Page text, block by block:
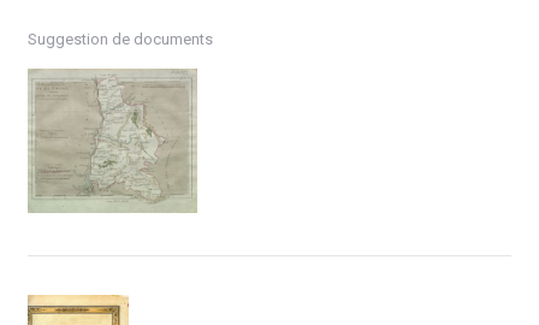
Suggestion de documents